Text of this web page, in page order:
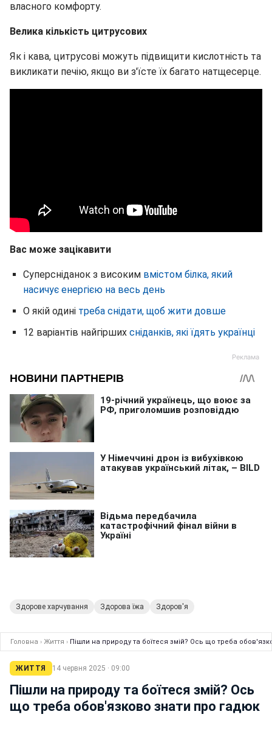
власного комфорту.
Велика кількість цитрусових
Як і кава, цитрусові можуть підвищити кислотність та
викликати печію, якщо ви з'їсте їх багато натщесерце.
Вас може зацікавити
Суперсніданок з високим вмістом білка, який
насичує енергією на весь день
О якій одині треба снідати, щоб жити довше
12 варіантів найгірших сніданків, які їдять українці
Здорове харчування Здорова їжа Здоров'я
Головна › Життя › Пішли на природу та боїтеся змій? Ось що треба
ЖИТТЯ 14 червня 2025 · 09:00
Пішли на природу та боїтеся змій? Ось
що треба обов'язково знати про гадюк